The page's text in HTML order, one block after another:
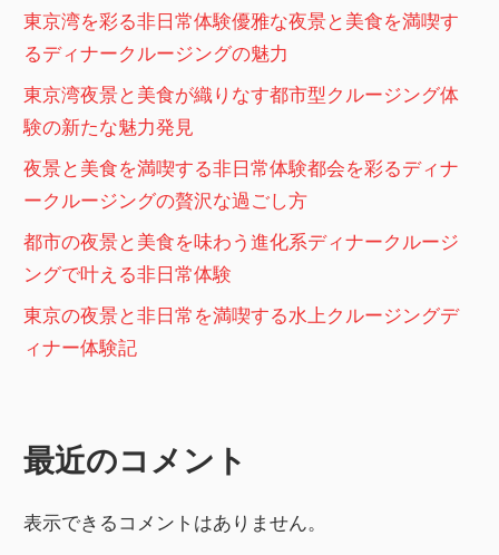
り
東京湾を彩る非日常体験優雅な夜景と美食を満喫す
るディナークルージングの魅力
東京湾夜景と美食が織りなす都市型クルージング体
験の新たな魅力発見
夜景と美食を満喫する非日常体験都会を彩るディナ
ークルージングの贅沢な過ごし方
都市の夜景と美食を味わう進化系ディナークルージ
ングで叶える非日常体験
東京の夜景と非日常を満喫する水上クルージングデ
ィナー体験記
最近のコメント
表示できるコメントはありません。